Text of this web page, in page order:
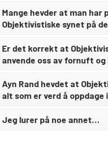
Mange hevder at man har
Objektivistiske synet på
Er det korrekt at
anvende oss av fornuft
Ayn Rand hevdet at
alt som er verd å
Jeg lurer på noe annet…